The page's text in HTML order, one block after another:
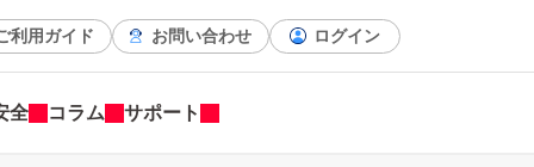
利用ガイド お問い合わせ ログイン
全 コラム サポート